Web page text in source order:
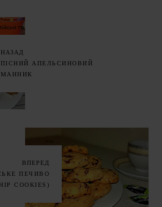
НАЗАД
ПІСНИЙ АПЕЛЬСИНОВИЙ
МАННИК
ВПЕРЕД
ПЕЧИВО
COOKIES)